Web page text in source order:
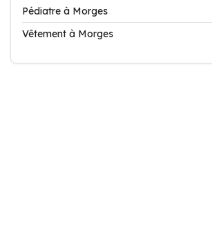
Pédiatre à Morges
Vêtement à Morges